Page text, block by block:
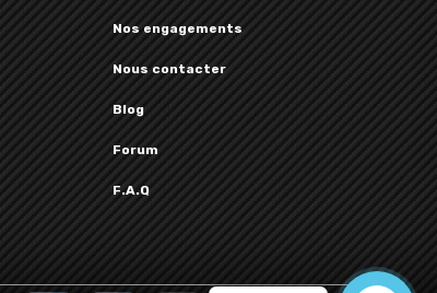
Nos engagements
Nous contacter
Blog
Forum
F.A.Q